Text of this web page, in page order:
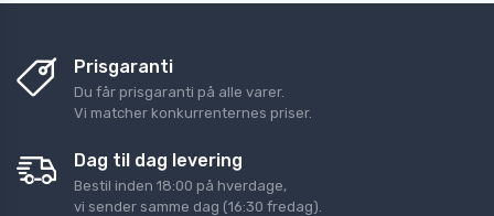
Prisgaranti
Du får prisgaranti på alle varer.
Vi matcher konkurrenternes priser.
Dag til dag levering
Bestil inden 18:00 på hverdage,
vi sender samme dag (16:30 fredag).